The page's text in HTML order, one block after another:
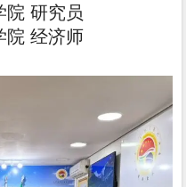
院 研究员
院 经济师